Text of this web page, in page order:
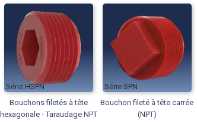
HSPN
Bouchons filetés à tête
hexagonale - Taraudage NPT
SPN
Bouchon fileté à tête carrée
(NPT)